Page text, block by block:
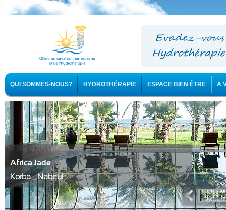
QUI SOMMES-NOUS? HYDROTHÉRAPIE ESPACE BIEN ÊTRE A
Africa Jade
Korba - Nabeul